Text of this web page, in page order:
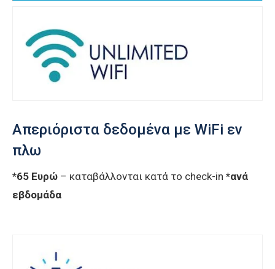
Απεριόριστα δεδομένα με WiFi εν
πλω
*65 Ευρώ – καταβάλλονται κατά το check-in *ανά
εβδομάδα